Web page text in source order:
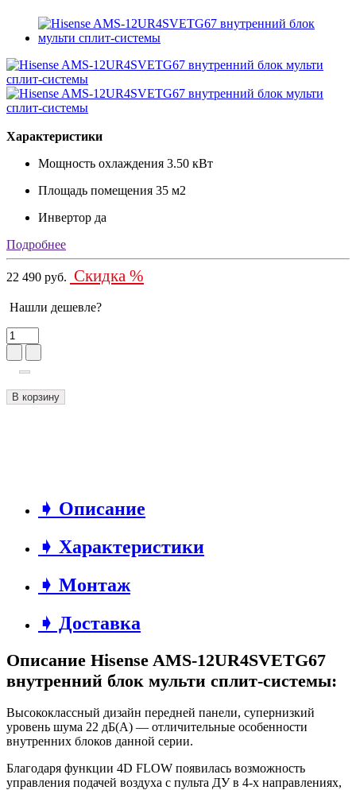
Характеристики
Мощность охлаждения 3.50 кВт
Площадь помещения 35 м2
Инвертор да
Подробнее
22 490 руб. Скидка %
Нашли дешевле?
В корзину
➧ Описание
➧ Характеристики
➧ Монтаж
➧ Доставка
Описание Hisense AMS-12UR4SVETG67
внутренний блок мульти сплит-системы:
Высококлассный дизайн передней панели, супернизкий
уровень шума 22 дБ(А) — отличительные особенности
внутренних блоков данной серии.
Благодаря функции 4D FLOW появилась возможность
управления подачей воздуха с пульта ДУ в 4-х направлениях,